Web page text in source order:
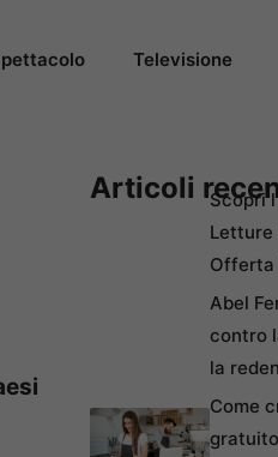
Televisione
Articoli
Scopri
Letture
Offerta
Abel
contro
la
Come